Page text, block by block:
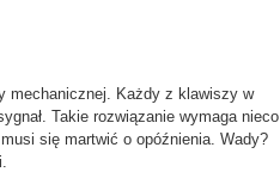
mechanicznej. Każdy z klawiszy w
Takie rozwiązanie wymaga nieco
się martwić o opóźnienia. Wady?